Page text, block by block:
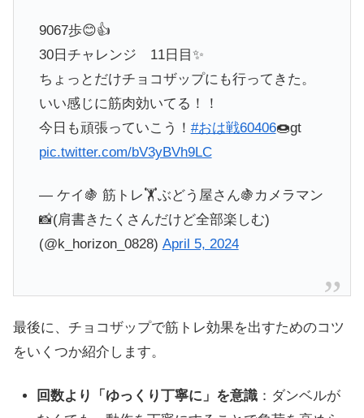
9067歩😊👍
30日チャレンジ 11日目✨
ちょっとだけチョコザップにも行ってきた。
いい感じに筋肉効いてる！！
今日も頑張っていこう！ #おは戦60406🍩gt
pic.twitter.com/bV3yBVh9LC
— ケイ🍇 筋トレ🏋️ぶどう屋さん🍇カメラマン
📸(肩書きたくさんだけど全部楽しむ)
(@k_horizon_0828) April 5, 2024
最後に、チョコザップで筋トレ効果を出すためのコツ
をいくつか紹介します。
回数より「ゆっくり丁寧に」を意識 ：ダンベルが